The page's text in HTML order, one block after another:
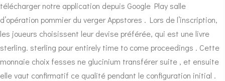
télécharger notre application depuis Google Play salle
d’opération pommier du verger Appstores . Lors de l’inscription,
les joueurs choisissent leur devise préférée, qui est une livre
sterling. sterling pour entirely time to come proceedings . Cette
monnaie choix fesses ne glucinium transférer suite , et ensuite
elle vaut confirmatif ce qualité pendant le configuration initial .